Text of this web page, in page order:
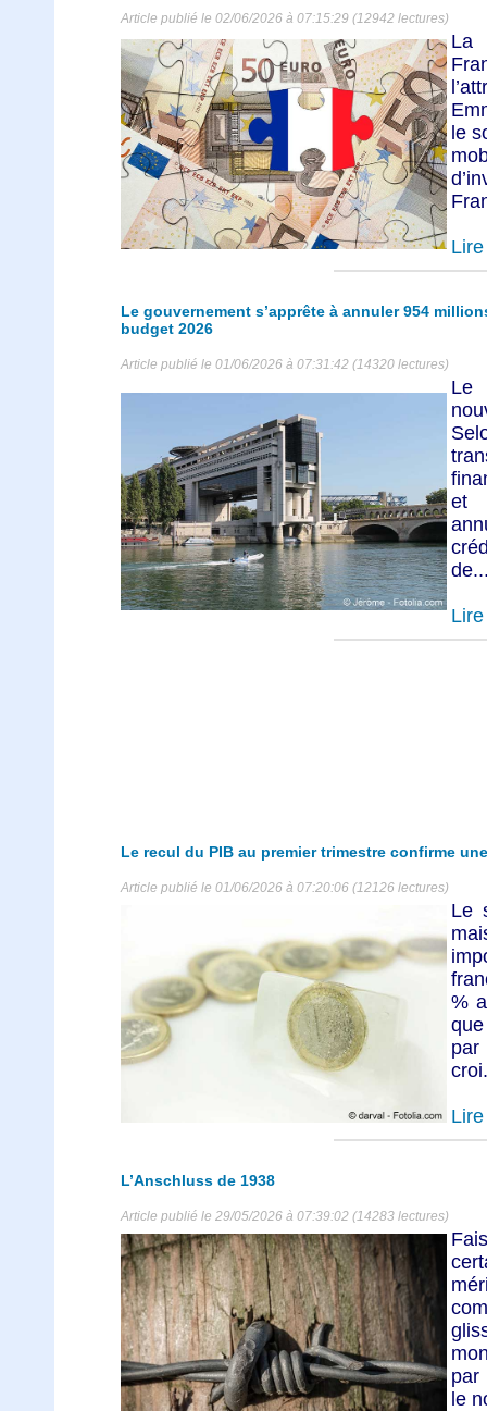
Article publié le 02/06/2026 à 07:15:29 (12942 lectures)
La
le
Le gouvernement s’apprête à annuler 954
budget 2026
Article publié le 01/06/2026 à 07:31:42 (14320 lectures)
Le
et
Le recul du PIB au premier trimestre confirme
Article publié le 01/06/2026 à 07:20:06 (12126 lectures)
Le
%
par
L’Anschluss de 1938
Article publié le 29/05/2026 à 07:39:02 (14283 lectures)
par
le